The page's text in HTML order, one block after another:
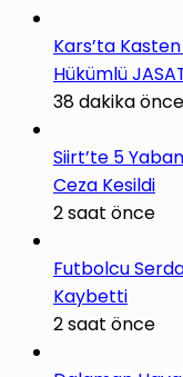
Kars’ta
Hükümlü
38 dakika önce
Siirt’te 5
Ceza Kesildi
2 saat önce
Futbolcu
Kaybetti
2 saat önce